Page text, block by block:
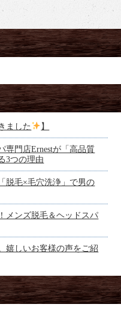
ました 】
専門店Ernestが「高品質
3つの理由
脱毛×毛穴洗浄」で男の
メンズ脱毛＆ヘッドスパ
嬉しいお客様の声をご紹